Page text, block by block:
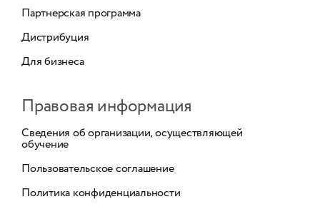
Партнерская программа
Дистрибуция
Для бизнеса
Правовая информация
Сведения об организации, осуществляющей
обучение
Пользовательское соглашение
Политика конфиденциальности